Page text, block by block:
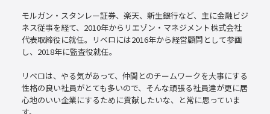
モルガン・スタンレー証券、楽天、新生銀行など、主に金融ビジ
ネス従事を経て、2010年からリエゾン・マネジメント株式会社
代表取締役に就任。リベロには2016年から経営顧問として参画
し、2018年に監査役就任。
リベロは、やる気があって、仲間とのチームワークを大事にする
性格の良い社員がとても多いので、そんな頑張る社員達が更に居
心地のいい企業にするために貢献したいな、と常に思っていま
す。